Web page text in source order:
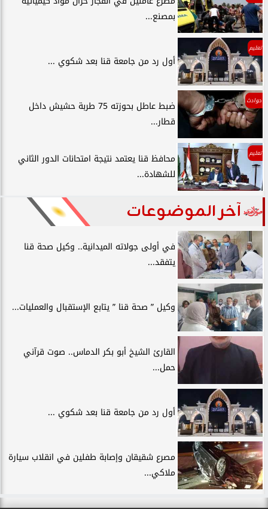
بمصنع...
تعليم
أول رد من جامعة قنا بعد شكوي ...
حوادث
ضبط عاطل بحوزته 75 طربة حشيش داخل
قطار...
تعليم
محافظ قنا يعتمد نتيجة امتحانات الدور الثاني
للشهادة...
آخر الموضوعات
في أولى جولاته الميدانية.. وكيل صحة قنا
يتفقد...
وكيل ” صحة قنا ” يتابع الإستقبال والعمليات...
القارئ الشيخ أبو بكر الدماس.. صوت قرآني
حمل...
أول رد من جامعة قنا بعد شكوي ...
مصرع شقيقان وإصابة طفلين في انقلاب سيارة
ملاكي...